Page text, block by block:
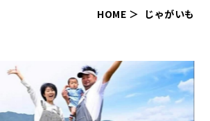
HOME じゃがいも